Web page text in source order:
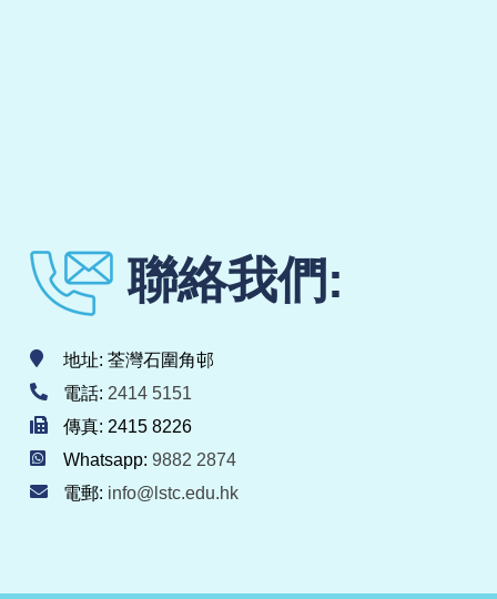
聯絡我們:
地址: 荃灣石圍角邨
電話: 2414 5151
傳真: 2415 8226
Whatsapp: 9882 2874
電郵: info@lstc.edu.hk